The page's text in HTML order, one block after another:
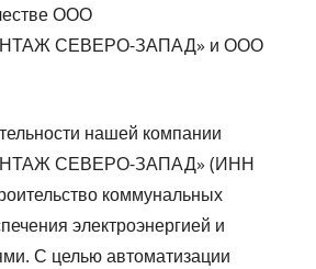
ООО
СЕВЕРО-ЗАПАД» и ООО
нашей компании
СЕВЕРО-ЗАПАД» (ИНН
коммунальных
электроэнергией и
С целью автоматизации